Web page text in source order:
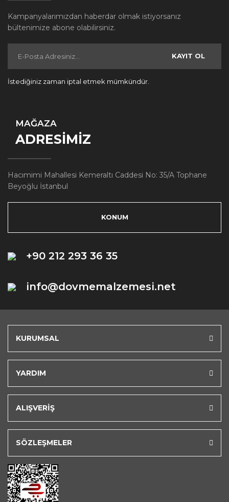
Kampanyalarımızdan haberdar olmak istiyorsanız
bültenimize abone olabilirsiniz.
KAYIT OL
İstediğiniz zaman iptal etmek mümkündür.
MAĞAZA
ADRESİMİZ
Hacımimi Mahallesi Kemeraltı Caddesi No: 35/A Tophane
Beyoğlu İstanbul
KONUM
+90 212 293 36 35
info@dovmemalzemesi.net
KURUMSAL
YARDIM
ALIŞVERİŞ
SÖZLEŞMELER